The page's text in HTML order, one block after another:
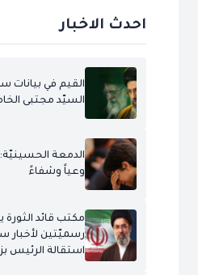
احدث الاخبار
القيم في بيانات
السيّد مجتبى
الدمعة
وعياً وشفاءً
مكتب قائد
رسميّتين لأخبار
استقالة الرئيس